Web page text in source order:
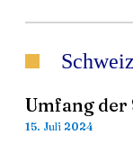
Schweiz
Umfang der
15. Juli 2024